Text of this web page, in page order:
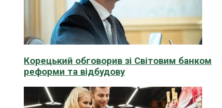
Корецький обговорив зі Світовим банком
реформи та відбудову